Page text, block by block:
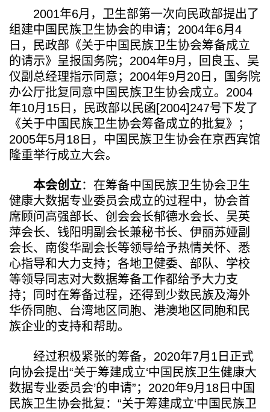
2001年6月，卫生部第一次向民政部提出了
组建中国民族卫生协会的申请；2004年6月4
日，民政部《关于中国民族卫生协会筹备成立
的请示》呈报国务院；2004年9月，回良玉、吴
仪副总经理指示同意；2004年9月20日，国务院
办公厅批复同意中国民族卫生协会成立。2004
年10月15日，民政部以民函[2004]247号下发了
《关于中国民族卫生协会筹备成立的批复》；
2005年5月18日，中国民族卫生协会在京西宾馆
隆重举行成立大会。
本会创立：在筹备中国民族卫生协会卫生
健康大数据专业委员会成立的过程中，协会首
席顾问高强部长、创会会长郁德水会长、吴英
萍会长、钱阳明副会长兼秘书长、伊丽苏娅副
会长、南俊华副会长等领导给予热情关怀、悉
心指导和大力支持；各地卫健委、部队、学校
等领导同志对大数据筹备工作都给予大力支
持；同时在筹备过程，还得到少数民族及海外
华侨同胞、台湾地区同胞、港澳地区同胞和民
族企业的支持和帮助。
经过积极紧张的筹备，2020年7月1日正式
向协会提出“关于筹建成立‘中国民族卫生健康大
数据专业委员会’的申请”；2020年9月18日中国
民族卫生协会批复：“关于筹建成立‘中国民族卫